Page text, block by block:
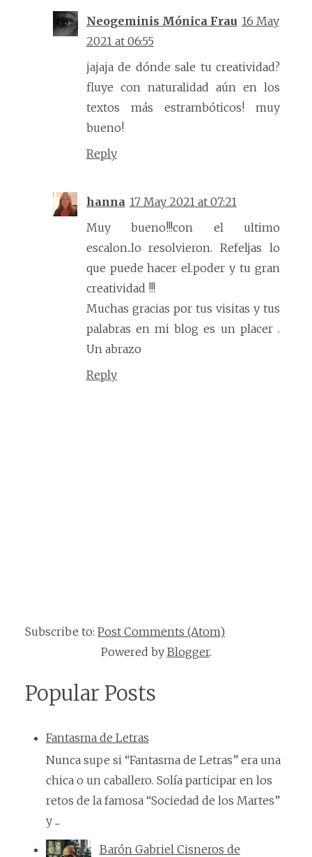
Neogeminis Mónica Frau 16 May
2021 at 06:55
jajaja de dónde sale tu creatividad?
fluye con naturalidad aún en los
textos más estrambóticos! muy
bueno!
Reply
hanna 17 May 2021 at 07:21
Muy bueno!!!con el ultimo
escalon..lo resolvieron. Refeljas lo
que puede hacer el.poder y tu gran
creatividad !!!
Muchas gracias por tus visitas y tus
palabras en mi blog es un placer .
Un abrazo
Reply
Subscribe to: Post Comments (Atom)
Powered by Blogger.
Popular Posts
Fantasma de Letras
Nunca supe si “Fantasma de Letras” era una
chica o un caballero. Solía participar en los
retos de la famosa “Sociedad de los Martes”
y ...
Barón Gabriel Cisneros de